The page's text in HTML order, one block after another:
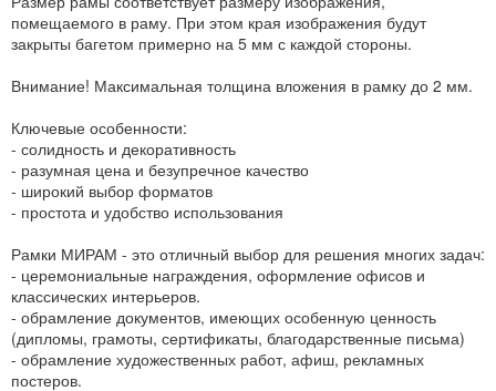
помещаемого в раму. При этом края изображения будут
закрыты багетом примерно на 5 мм с каждой стороны.
Внимание! Максимальная толщина вложения в рамку до 2 мм.
Ключевые особенности:
- солидность и декоративность
- разумная цена и безупречное качество
- широкий выбор форматов
- простота и удобство использования
Рамки МИРАМ - это отличный выбор для решения многих задач:
- церемониальные награждения, оформление офисов и
классических интерьеров.
- обрамление документов, имеющих особенную ценность
(дипломы, грамоты, сертификаты, благодарственные письма)
- обрамление художественных работ, афиш, рекламных
постеров.